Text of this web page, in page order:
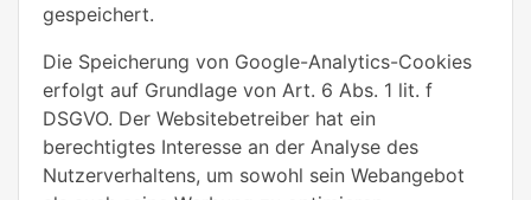
gespeichert.
Die Speicherung von Google-Analytics-Cookies
erfolgt auf Grundlage von Art. 6 Abs. 1 lit. f
DSGVO. Der Websitebetreiber hat ein
berechtigtes Interesse an der Analyse des
Nutzerverhaltens, um sowohl sein Webangebot